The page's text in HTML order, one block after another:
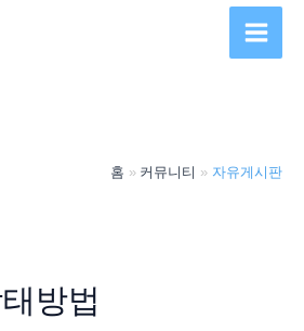
Main
홈 커뮤니티 자유게시판
방법